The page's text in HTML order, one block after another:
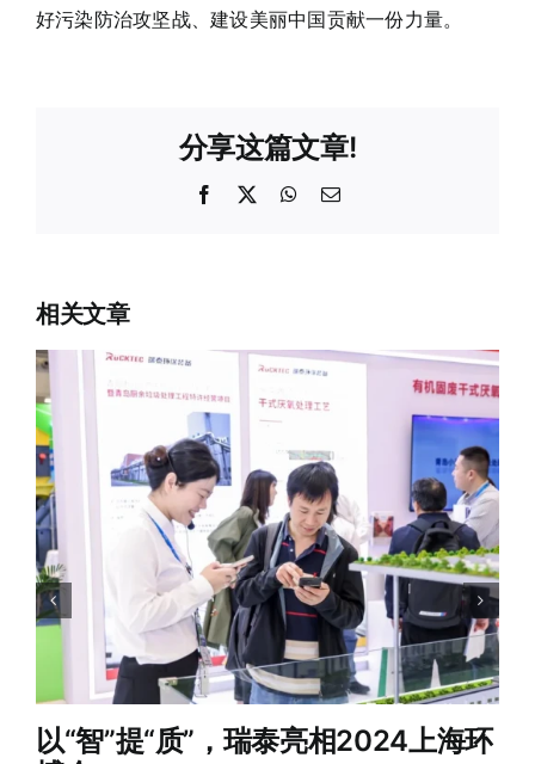
好污染防治攻坚战、建设美丽中国贡献一份力量。
分享这篇文章!
Facebook WhatsApp
电
相关文章
以“智”提“质”，瑞泰亮相2024上海环